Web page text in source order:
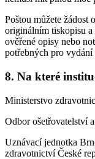
Poštou můžete žádost
originálním tiskopisu
ověřené opisy nebo
potřebných pro vydání
8. Na které
Ministerstvo
Odbor ošetřovatelství
Uznávací jednotka
zdravotnictví České